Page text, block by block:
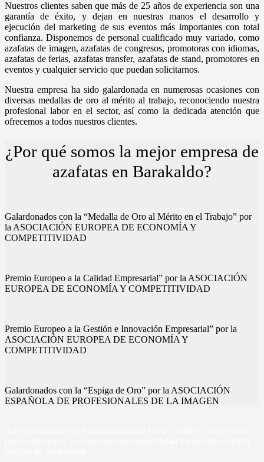
Nuestros clientes saben que más de 25 años de experiencia son una
garantía de éxito, y dejan en nuestras manos el desarrollo y
ejecución del marketing de sus eventos más importantes con total
confianza. Disponemos de personal cualificado muy variado, como
azafatas de imagen, azafatas de congresos, promotoras con idiomas,
azafatas de ferias, azafatas transfer, azafatas de stand, promotores en
eventos y cualquier servicio que puedan solicitarnos.
Nuestra empresa ha sido galardonada en numerosas ocasiones con
diversas medallas de oro al mérito al trabajo, reconociendo nuestra
profesional labor en el sector, así como la dedicada atención que
ofrecemos a todos nuestros clientes.
¿Por qué somos la mejor empresa de
azafatas en Barakaldo?
Galardonados con la “Medalla de Oro al Mérito en el Trabajo” por
la ASOCIACIÓN EUROPEA DE ECONOMÍA Y
COMPETITIVIDAD
Premio Europeo a la Calidad Empresarial” por la ASOCIACIÓN
EUROPEA DE ECONOMÍA Y COMPETITIVIDAD
Premio Europeo a la Gestión e Innovación Empresarial” por la
ASOCIACIÓN EUROPEA DE ECONOMÍA Y
COMPETITIVIDAD
Galardonados con la “Espiga de Oro” por la ASOCIACIÓN
ESPAÑOLA DE PROFESIONALES DE LA IMAGEN